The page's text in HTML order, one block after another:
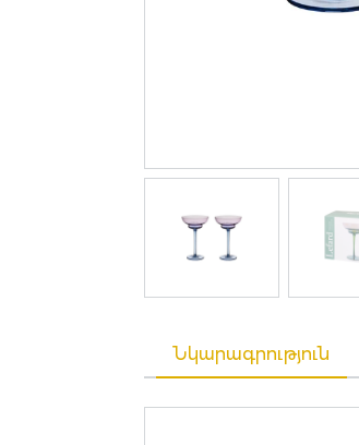
Նկարագրություն